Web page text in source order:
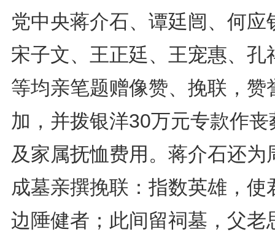
党中央蒋介石、谭廷闿、何应
宋子文、王正廷、王宠惠、孔
等均亲笔题赠像赞、挽联，赞
加，并拨银洋30万元专款作丧
及家属抚恤费用。蒋介石还为
成墓亲撰挽联：指数英雄，使
边陲健者；此间留祠墓，父老